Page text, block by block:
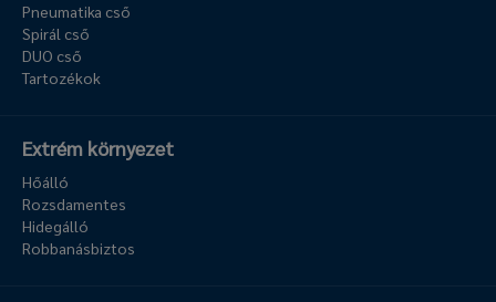
Pneumatika cső
Spirál cső
DUO cső
Tartozékok
Extrém környezet
Hőálló
Rozsdamentes
Hidegálló
Robbanásbiztos